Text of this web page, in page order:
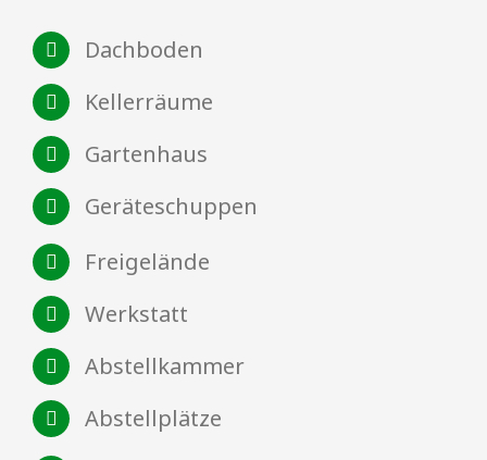
Dachboden
Kellerräume
Gartenhaus
Geräteschuppen
Freigelände
Werkstatt
Abstellkammer
Abstellplätze